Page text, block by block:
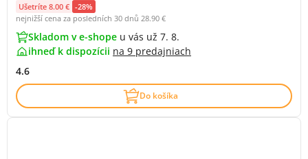
Ušetríte 8.00 € -28%
nejnižší cena za posledních 30 dnů 28.90 €
Skladom v e-shope u vás už 7. 8.
ihneď k dispozícii na 9 predajniach
4.6
Do košíka